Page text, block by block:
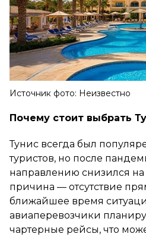
Источник фото: Неизвестно
Почему стоит выбрать
Тунис всегда был
туристов, но после
направлению снизился на
причина — отсутствие
ближайшее время
авиаперевозчики
чартерные рейсы, что